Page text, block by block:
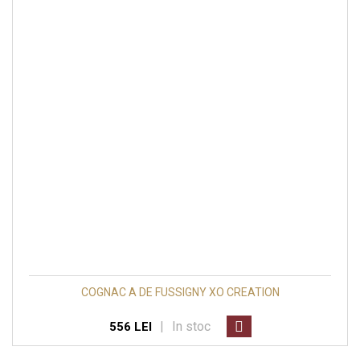
COGNAC A DE FUSSIGNY XO CREATION
556 LEI In stoc